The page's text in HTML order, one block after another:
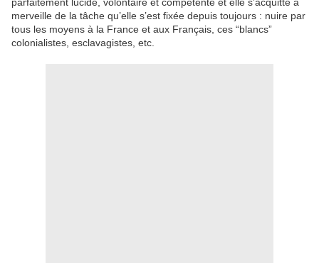
merveille de la tâche qu’elle s’est fixée depuis toujours : nuire par
tous les moyens à la France et aux Français, ces “blancs”
colonialistes, esclavagistes, etc.